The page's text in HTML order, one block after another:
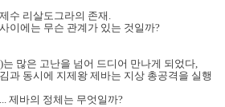
수 리살도그라의 존재.
이에는 무슨 관계가 있는 것일까?
많은 고난을 넘어 드디어 만나게 되었다,
과 동시에 지제왕 제바는 지상 총공격을 실행
제바의 정체는 무엇일까?